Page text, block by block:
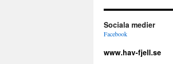
Sociala medier
Facebook
www.hav-fjell.se